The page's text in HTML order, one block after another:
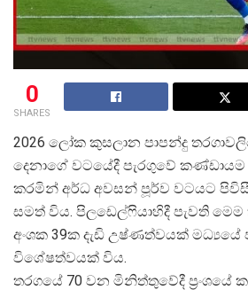
0
SHARES
2026 ලෝක කුසලාන පාපන්දු
දෙනාගේ වටයේදී පැරගුවේ කණ්ඩායම
කරමින් අර්ධ අවසන් පූර්ව වටයට
සමත් විය. පිලඩෙල්ෆියාහිදී පැවති
අංශක 39ක දැඩි උෂ්ණත්වයක් මධ්යයේ
විශේෂත්වයක් විය.
තරගයේ 70 වන මිනිත්තුවේදී ප්